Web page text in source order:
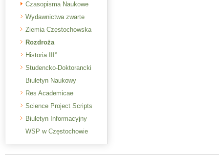
Czasopisma Naukowe
Wydawnictwa zwarte
Ziemia Częstochowska
Rozdroża
Historia III°
Studencko-Doktorancki
Biuletyn Naukowy
Res Academicae
Science Project Scripts
Biuletyn Informacyjny
WSP w Częstochowie